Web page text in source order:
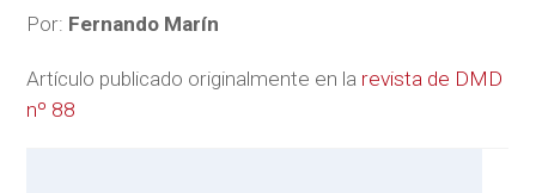
Por: Fernando Marín
Artículo publicado originalmente en la revista de DMD
nº 88